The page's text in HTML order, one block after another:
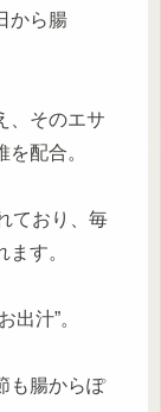
から腸
、そのエサ
配合。
ており、毎
す。
出汁”。
も腸からぽ